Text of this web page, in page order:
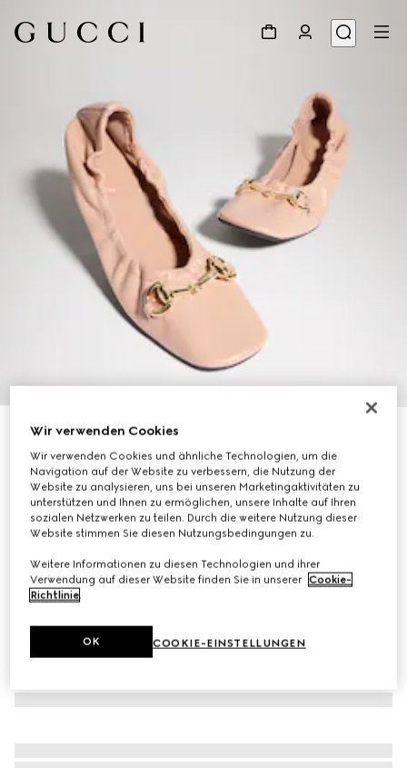
Damen Prima Ballerina
CHF 600
VariantenRosa- und beigefarbenes Leder
Wir verwenden Cookies
Wir verwenden Cookies und ähnliche Technologien, um die
Navigation auf der Website zu verbessern, die Nutzung der
Website zu analysieren, uns bei unseren Marketingaktivitäten zu
unterstützen und Ihnen zu ermöglichen, unsere Inhalte auf Ihren
sozialen Netzwerken zu teilen. Durch die weitere Nutzung dieser
Website stimmen Sie diesen Nutzungsbedingungen zu.
Weitere Informationen zu diesen Technologien und ihrer
Verwendung auf dieser Website finden Sie in unserer Cookie-
Richtlinie.
COOKIE-EINSTELLUNGEN
OK